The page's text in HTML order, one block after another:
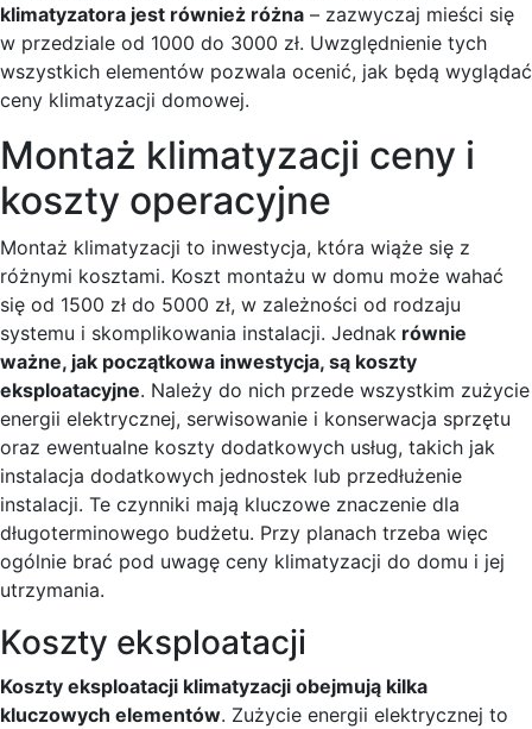
klimatyzatora jest również różna – zazwyczaj mieści się
w przedziale od 1000 do 3000 zł. Uwzględnienie tych
wszystkich elementów pozwala ocenić, jak będą wyglądać
ceny klimatyzacji domowej.
Montaż klimatyzacji ceny i
koszty operacyjne
Montaż klimatyzacji to inwestycja, która wiąże się z
różnymi kosztami. Koszt montażu w domu może wahać
się od 1500 zł do 5000 zł, w zależności od rodzaju
systemu i skomplikowania instalacji. Jednak równie
ważne, jak początkowa inwestycja, są koszty
eksploatacyjne. Należy do nich przede wszystkim zużycie
energii elektrycznej, serwisowanie i konserwacja sprzętu
oraz ewentualne koszty dodatkowych usług, takich jak
instalacja dodatkowych jednostek lub przedłużenie
instalacji. Te czynniki mają kluczowe znaczenie dla
długoterminowego budżetu. Przy planach trzeba więc
ogólnie brać pod uwagę ceny klimatyzacji do domu i jej
utrzymania.
Koszty eksploatacji
Koszty eksploatacji klimatyzacji obejmują kilka
kluczowych elementów. Zużycie energii elektrycznej to